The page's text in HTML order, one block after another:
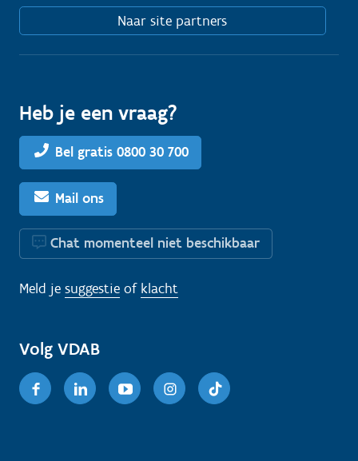
Naar site partners
Heb je een vraag?
Bel gratis 0800 30 700
Mail ons
Chat momenteel niet beschikbaar
Meld je suggestie of klacht
Volg VDAB
FacebookLinkedinYoutubeInstagram